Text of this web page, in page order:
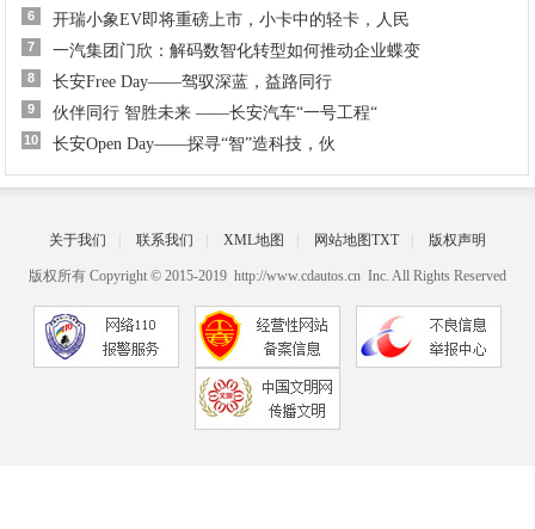
6 开瑞小象EV即将重磅上市，小卡中的轻卡，人民
7 一汽集团门欣：解码数智化转型如何推动企业蝶变
8 长安Free Day——驾驭深蓝，益路同行
9 伙伴同行 智胜未来 ——长安汽车“一号工程“
10 长安Open Day——探寻“智”造科技，伙
关于我们 联系我们 XML地图 网站地图TXT 版权声明
版权所有 Copyright © 2015-2019 http://www.cdautos.cn Inc. All Rights Reserved